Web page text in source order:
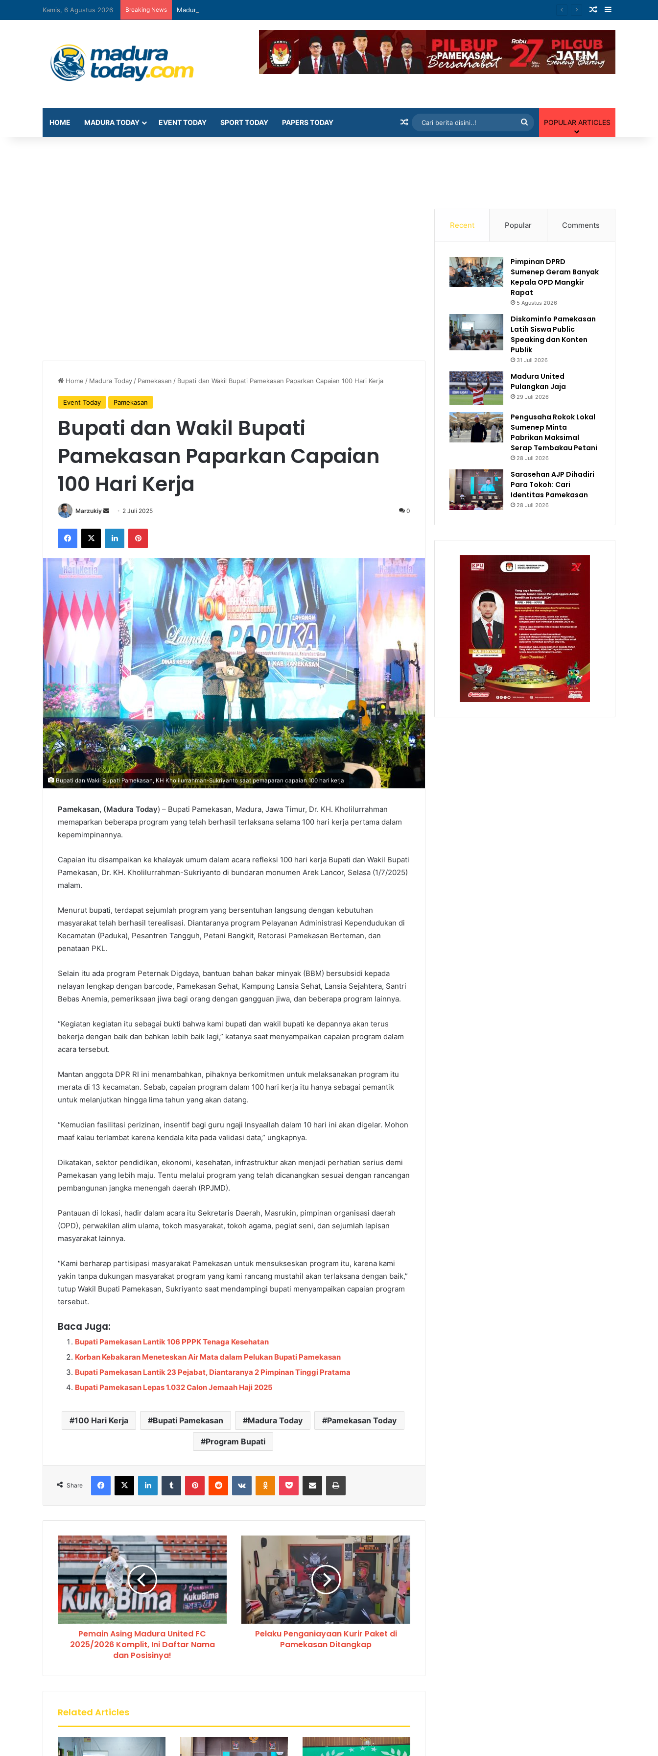
Kamis, 6 Agustus 2026 Breaking News Madura United Pulangkan Jaja Artikel Random
HOME MADURA TODAY EVENT TODAY SPORT TODAY PAPERS TODAY Artikel Random
berita
POPULAR ARTICLES
Home / Madura Today/ Pamekasan / Bupati dan Wakil Bupati Pamekasan Paparkan Capaian 100 Hari Kerja
Event Today Pamekasan
Bupati dan Wakil Bupati
Pamekasan Paparkan Capaian
100 Hari Kerja
Marzukiy
n
a
m
l
2 Juli 2025 0
Bupati dan Wakil Bupati Pamekasan, KH Kholilurrahman-Sukriyanto saat pemaparan capaian 100 hari kerja
Pamekasan, (Madura Today) – Bupati Pamekasan, Madura, Jawa Timur, Dr. KH. Kholilurrahman
memaparkan beberapa program yang telah berhasil terlaksana selama 100 hari kerja pertama dalam
kepemimpinannya.
Capaian itu disampaikan ke khalayak umum dalam acara refleksi 100 hari kerja Bupati dan Wakil Bupati
Pamekasan, Dr. KH. Kholilurrahman-Sukriyanto di bundaran monumen Arek Lancor, Selasa (1/7/2025)
malam.
Menurut bupati, terdapat sejumlah program yang bersentuhan langsung dengan kebutuhan
masyarakat telah berhasil terealisasi. Diantaranya program Pelayanan Administrasi Kependudukan di
Kecamatan (Paduka), Pesantren Tangguh, Petani Bangkit, Retorasi Pamekasan Berteman, dan
penataan PKL.
Selain itu ada program Peternak Digdaya, bantuan bahan bakar minyak (BBM) bersubsidi kepada
nelayan lengkap dengan barcode, Pamekasan Sehat, Kampung Lansia Sehat, Lansia Sejahtera, Santri
Bebas Anemia, pemeriksaan jiwa bagi orang dengan gangguan jiwa, dan beberapa program lainnya.
“Kegiatan kegiatan itu sebagai bukti bahwa kami bupati dan wakil bupati ke depannya akan terus
bekerja dengan baik dan bahkan lebih baik lagi,” katanya saat menyampaikan capaian program dalam
acara tersebut.
Mantan anggota DPR RI ini menambahkan, pihaknya berkomitmen untuk melaksanakan program itu
merata di 13 kecamatan. Sebab, capaian program dalam 100 hari kerja itu hanya sebagai pemantik
untuk melanjutkan hingga lima tahun yang akan datang.
“Kemudian fasilitasi perizinan, insentif bagi guru ngaji Insyaallah dalam 10 hari ini akan digelar. Mohon
maaf kalau terlambat karena kendala kita pada validasi data,” ungkapnya.
Dikatakan, sektor pendidikan, ekonomi, kesehatan, infrastruktur akan menjadi perhatian serius demi
Pamekasan yang lebih maju. Tentu melalui program yang telah dicanangkan sesuai dengan rancangan
pembangunan jangka menengah daerah (RPJMD).
Pantauan di lokasi, hadir dalam acara itu Sekretaris Daerah, Masrukin, pimpinan organisasi daerah
(OPD), perwakilan alim ulama, tokoh masyarakat, tokoh agama, pegiat seni, dan sejumlah lapisan
masyarakat lainnya.
“Kami berharap partisipasi masyarakat Pamekasan untuk mensukseskan program itu, karena kami
yakin tanpa dukungan masyarakat program yang kami rancang mustahil akan terlaksana dengan baik,”
tutup Wakil Bupati Pamekasan, Sukriyanto saat mendampingi bupati menyampaikan capaian program
tersebut.
Baca Juga:
Bupati Pamekasan Lantik 106 PPPK Tenaga Kesehatan
Korban Kebakaran Meneteskan Air Mata dalam Pelukan Bupati Pamekasan
Bupati Pamekasan Lantik 23 Pejabat, Diantaranya 2 Pimpinan Tinggi Pratama
Bupati Pamekasan Lepas 1.032 Calon Jemaah Haji 2025
100 Hari Kerja Bupati Pamekasan Madura Today Pamekasan Today
Program Bupati
Share
Pemain Asing Madura United FC
2025/2026 Komplit, Ini Daftar Nama
dan Posisinya!
Pelaku Penganiayaan Kurir Paket di
Pamekasan Ditangkap
Related Articles
Recent Popular Comments
Pimpinan DPRD
Sumenep Geram Banyak
Kepala OPD Mangkir
Rapat
5 Agustus 2026
Diskominfo Pamekasan
Latih Siswa Public
Speaking dan Konten
Publik
31 Juli 2026
Madura United
Pulangkan Jaja
29 Juli 2026
Pengusaha Rokok Lokal
Sumenep Minta
Pabrikan Maksimal
Serap Tembakau Petani
28 Juli 2026
Sarasehan AJP Dihadiri
Para Tokoh: Cari
Identitas Pamekasan
28 Juli 2026